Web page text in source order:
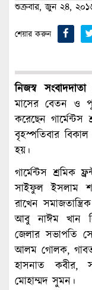
শুক্রবার, জুন ২৪,
শেয়ার করুন
নিজস্ব
মাসের বেতন ও
করেছেন
বৃহস্পতিবার
হয়।
গার্মেন্টস শ্রমিক
সাইফুল ইসলাম
রাখেন
আবু নাঈম খান
জেলার সভাপতি
আলম গোলক,
হাসনাত কবীর,
মোহাম্মদ সুমন।